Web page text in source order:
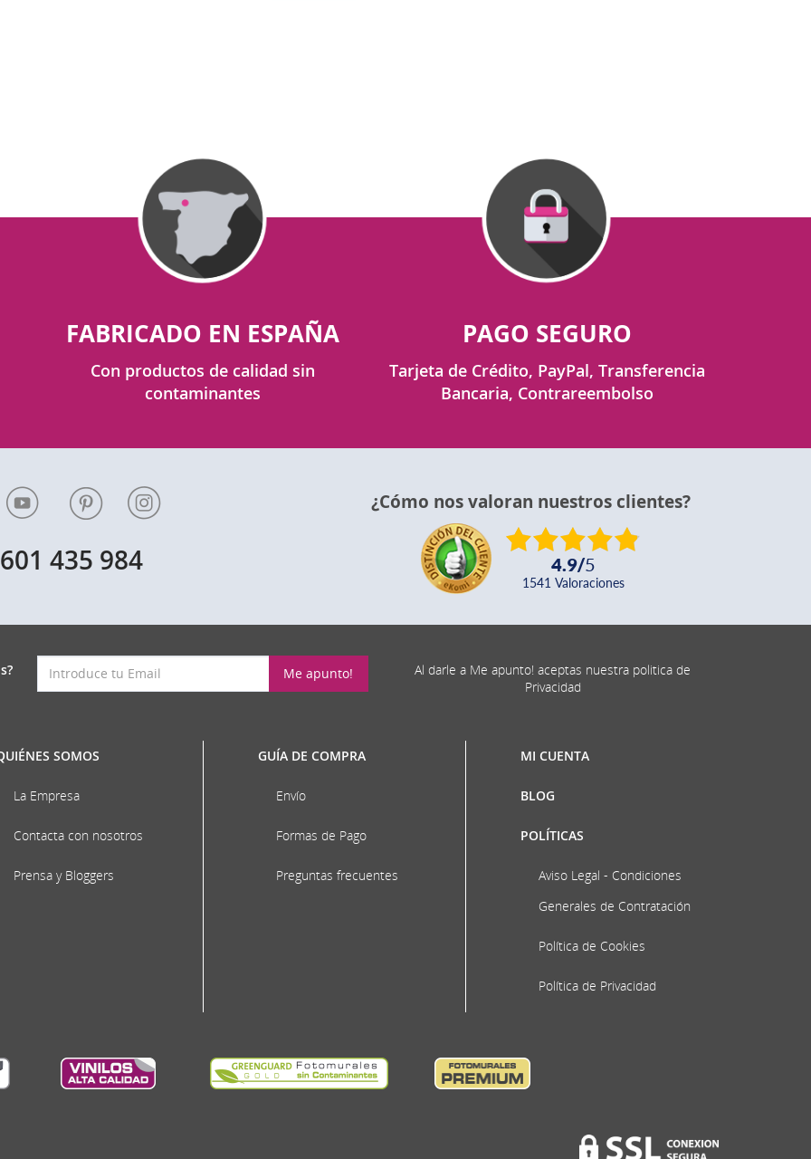
FABRICADO EN ESPAÑA
Con productos de calidad sin
contaminantes
PAGO SEGURO
Tarjeta de Crédito, PayPal, Transferencia
Bancaria, Contrareembolso
601 435 984
¿Cómo nos valoran nuestros clientes?
4.9/5
1541 valoraciones
Me apunto!
Al darle a Me apunto! aceptas nuestra politica de
Privacidad
SOMOS
La Empresa
Contacta con nosotros
Prensa y Bloggers
GUÍA DE COMPRA
Envío
Formas de Pago
Preguntas frecuentes
MI CUENTA
BLOG
POLÍTICAS
Aviso Legal - Condiciones
Generales de Contratación
Política de Cookies
Política de Privacidad